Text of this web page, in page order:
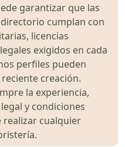
garantizar que las
cumplan con
licencias
exigidos en cada
perfiles pueden
creación.
la experiencia,
y condiciones
realizar cualquier